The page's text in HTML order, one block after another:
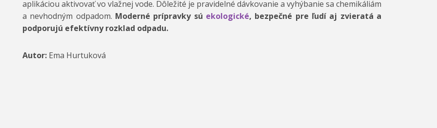
aplikáciou aktivovať vo vlažnej vode. Dôležité je pravidelné dávkovanie a vyhýbanie sa chemikáliám
a nevhodným odpadom. Moderné prípravky sú ekologické, bezpečné pre ľudí aj zvieratá a
podporujú efektívny rozklad odpadu.
Autor: Ema Hurtuková